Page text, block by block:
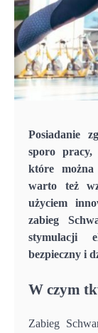
Posiadanie
sporo pracy,
które można
warto też
użyciem
zabieg
stymulacji
bezpieczny i
W czym
Zabieg